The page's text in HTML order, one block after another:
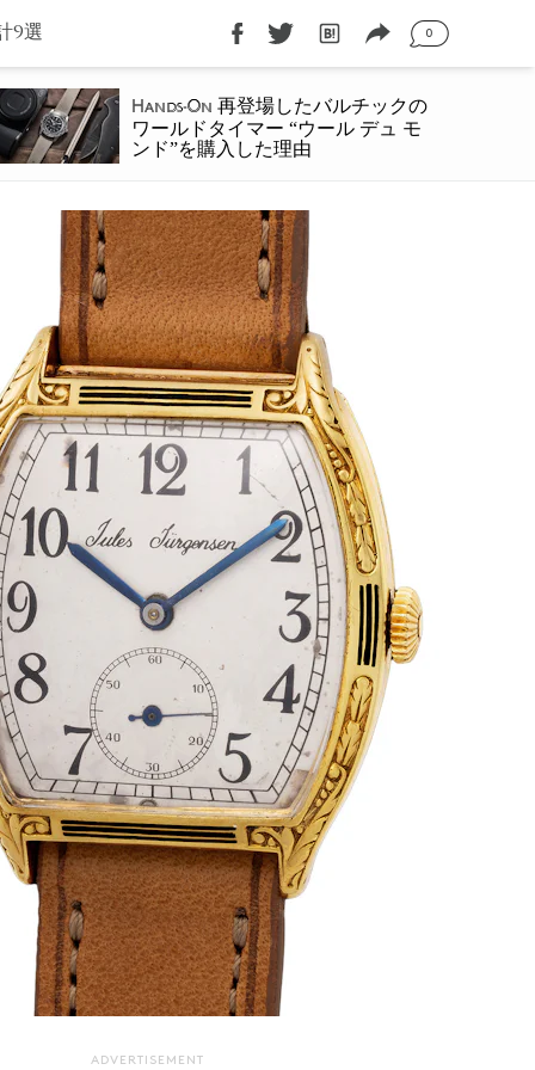
9選 0
Hands-On 再登場したバルチックの
ワールドタイマー “ウール デュ モ
ンド”を購入した理由
ADVERTISEMENT